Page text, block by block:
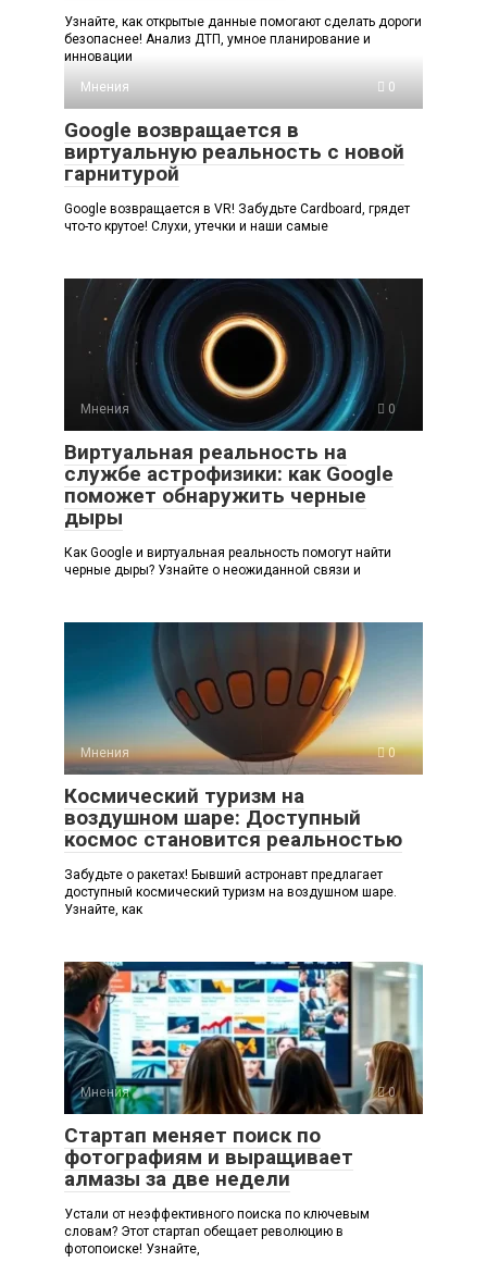
Узнайте, как открытые данные помогают сделать дороги
безопаснее! Анализ ДТП, умное планирование и
инновации
Мнения
0
Google возвращается в
виртуальную реальность с новой
гарнитурой
Google возвращается в VR! Забудьте Cardboard, грядет
что-то крутое! Слухи, утечки и наши самые
Мнения 0
Виртуальная реальность на
службе астрофизики: как Google
поможет обнаружить черные
дыры
Как Google и виртуальная реальность помогут найти
черные дыры? Узнайте о неожиданной связи и
Мнения 0
Космический туризм на
воздушном шаре: Доступный
космос становится реальностью
Забудьте о ракетах! Бывший астронавт предлагает
доступный космический туризм на воздушном шаре.
Узнайте, как
Мнения 0
Стартап меняет поиск по
фотографиям и выращивает
алмазы за две недели
Устали от неэффективного поиска по ключевым
словам? Этот стартап обещает революцию в
фотопоиске! Узнайте,